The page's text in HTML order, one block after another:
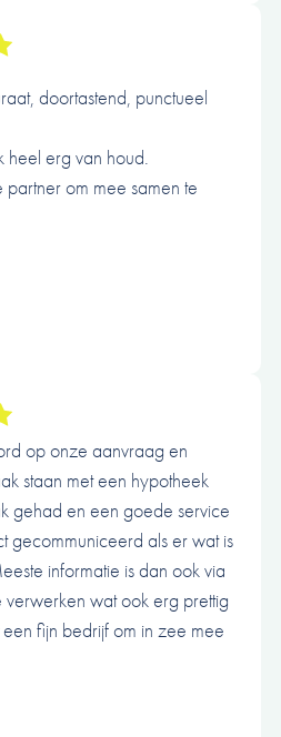
doortastend, punctueel
heel erg van houd.
partner om mee samen te
op onze aanvraag en
staan met een hypotheek
gehad en een goede service
gecommuniceerd als er wat is
informatie is dan ook via
verwerken wat ook erg prettig
fijn bedrijf om in zee mee